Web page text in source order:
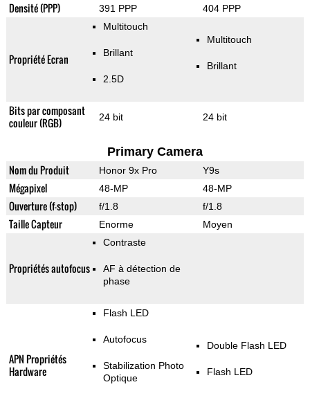
Densité (PPP) 391 PPP 404 PPP
Propriété Ecran
Multitouch
Brillant
2.5D
Multitouch
Brillant
Bits par composant
couleur (RGB)
24 bit 24 bit
Primary Camera
Nom du Produit Honor 9x Pro Y9s
Mégapixel 48-MP 48-MP
Ouverture (f-stop) f/1.8 f/1.8
Taille Capteur Enorme Moyen
Propriétés autofocus
Contraste
AF à détection de
phase
APN Propriétés
Hardware
Flash LED
Autofocus
Stabilization Photo
Optique
Double Flash LED
Flash LED